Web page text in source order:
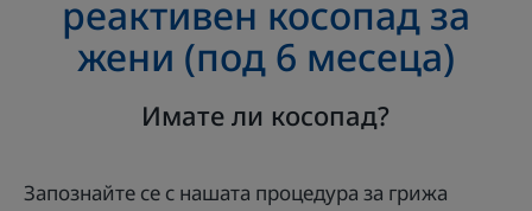
реактивен косопад за
жени (под 6 месеца)
Имате ли косопад?
Запознайте се с нашата процедура за грижа